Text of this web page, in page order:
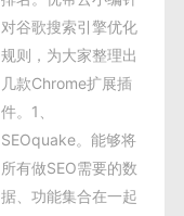
对谷歌搜索引擎优化
规则，为大家整理出
几款Chrome扩展插
件。1、
SEOquake。能够将
所有做SEO需要的数
据、功能集合在一起